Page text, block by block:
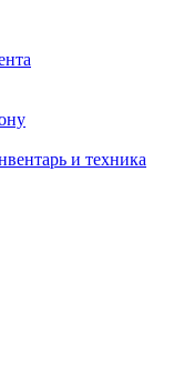
и техника